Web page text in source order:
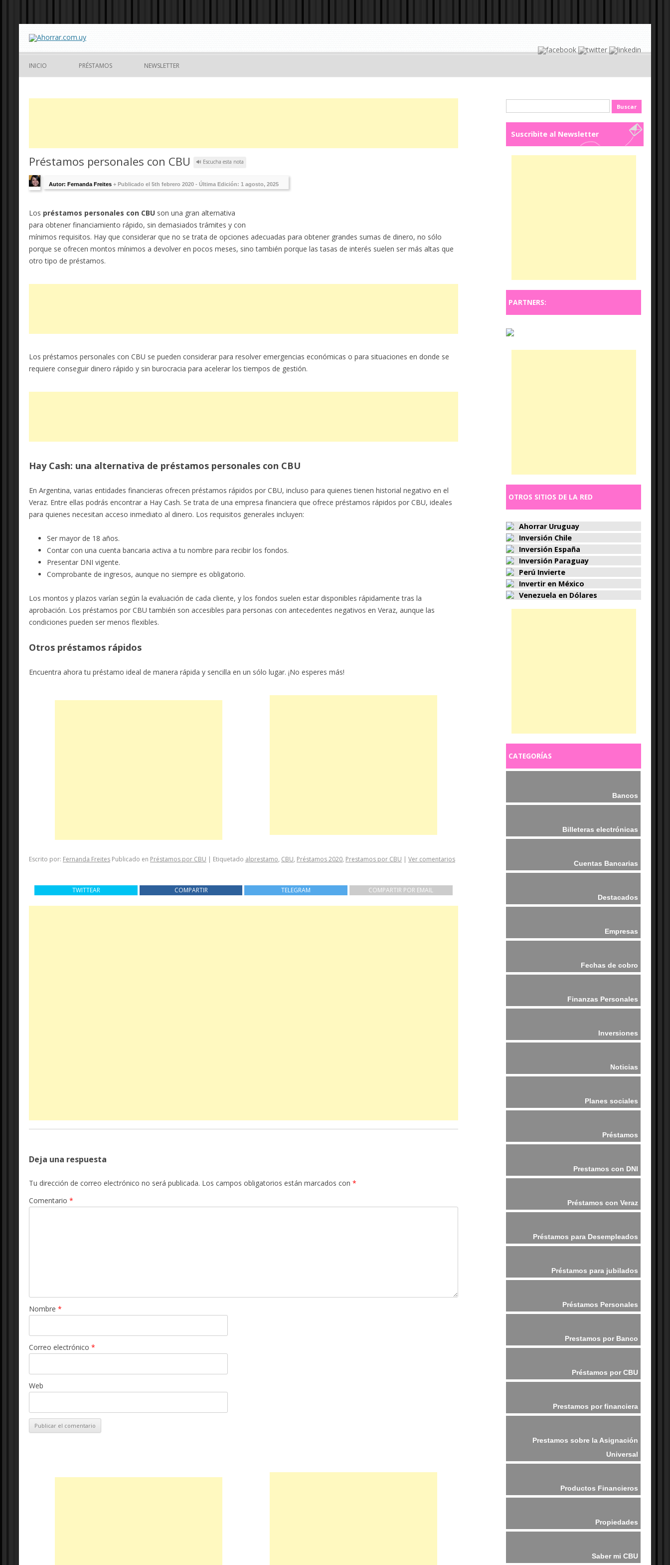
INICIO PRÉSTAMOS NEWSLETTER
Préstamos personales con CBU 🔊 Escucha esta nota
Autor: Fernanda Freites + Publicado el 5th febrero 2020 - Última Edición: 1 agosto, 2025
Los préstamos personales con CBU son una gran alternativa
para obtener financiamiento rápido, sin demasiados trámites y con
mínimos requisitos. Hay que considerar que no se trata de opciones adecuadas para obtener grandes sumas de dinero, no sólo
porque se ofrecen montos mínimos a devolver en pocos meses, sino también porque las tasas de interés suelen ser más altas que
otro tipo de préstamos.
Los préstamos personales con CBU se pueden considerar para resolver emergencias económicas o para situaciones en donde se
requiere conseguir dinero rápido y sin burocracia para acelerar los tiempos de gestión.
Hay Cash: una alternativa de préstamos personales con CBU
En Argentina, varias entidades financieras ofrecen préstamos rápidos por CBU, incluso para quienes tienen historial negativo en el
Veraz. Entre ellas podrás encontrar a Hay Cash. Se trata de una empresa financiera que ofrece préstamos rápidos por CBU, ideales
para quienes necesitan acceso inmediato al dinero. Los requisitos generales incluyen:
Ser mayor de 18 años.
Contar con una cuenta bancaria activa a tu nombre para recibir los fondos.
Presentar DNI vigente.
Comprobante de ingresos, aunque no siempre es obligatorio.
Los montos y plazos varían según la evaluación de cada cliente, y los fondos suelen estar disponibles rápidamente tras la
aprobación. Los préstamos por CBU también son accesibles para personas con antecedentes negativos en Veraz, aunque las
condiciones pueden ser menos flexibles.
Otros préstamos rápidos
Encuentra ahora tu préstamo ideal de manera rápida y sencilla en un sólo lugar. ¡No esperes más!
Escrito por: Fernanda Freites Publicado en Préstamos por CBU | Etiquetado alprestamo, CBU, Préstamos 2020, Prestamos por CBU | Ver comentarios
TWITTEAR COMPARTIR TELEGRAM COMPARTIR POR EMAIL
Deja una respuesta
Tu dirección de correo electrónico no será publicada. Los campos obligatorios están marcados con *
Comentario *
Nombre *
Correo electrónico *
Web
Suscribite al Newsletter
PARTNERS:
OTROS SITIOS DE LA RED
Ahorrar Uruguay
Inversión Chile
Inversión España
Inversión Paraguay
Perú Invierte
Invertir en México
Venezuela en Dólares
CATEGORÍAS
Bancos
Billeteras electrónicas
Cuentas Bancarias
Destacados
Empresas
Fechas de cobro
Finanzas Personales
Inversiones
Noticias
Planes sociales
Préstamos
Prestamos con DNI
Préstamos con Veraz
Préstamos para Desempleados
Préstamos para jubilados
Préstamos Personales
Prestamos por Banco
Préstamos por CBU
Prestamos por financiera
Prestamos sobre la Asignación
Universal
Productos Financieros
Propiedades
Saber mi CBU